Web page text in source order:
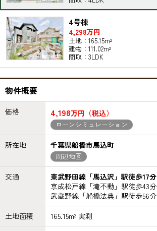
4号棟
4,298万円
土地：165.15m²
建物：111.02m²
間取：3LDK
物件概要
価格 4,198万円（税込）
ローンシミュレーション
所在地 千葉県船橋市馬込町
周辺地図
交通
東武野田線「馬込沢」駅徒歩17分
京成松戸線「滝不動」駅徒歩43分
武蔵野線「船橋法典」駅徒歩56分
土地面積
165.15m² 実測